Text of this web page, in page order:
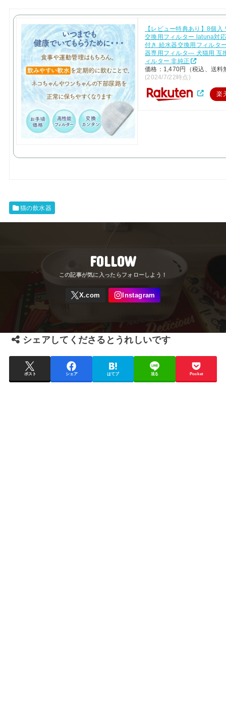
【レビュー特典あり】8個入
交換用フィルター latuna対
付き 給水器交換用フィルタ
器専用フィルタ― 犬猫用 互
ィルター 非純正
価格：1,470円（税込、送料
(2024/7/22時点)
楽
猫の飲水器
FOLLOW
シェアしてくださるとうれしいです
ポスト シェア はてブ 送る Pocket